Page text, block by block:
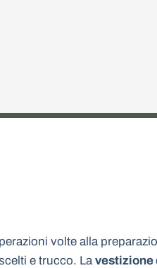
volte alla
e trucco. Lavestizione